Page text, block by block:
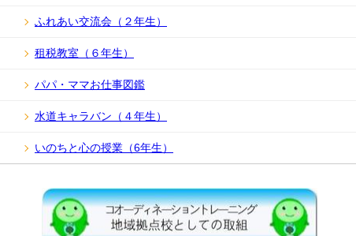
ふれあい交流会（２年生）
租税教室（６年生）
パパ・ママお仕事図鑑
水道キャラバン（４年生）
いのちと心の授業（6年生）